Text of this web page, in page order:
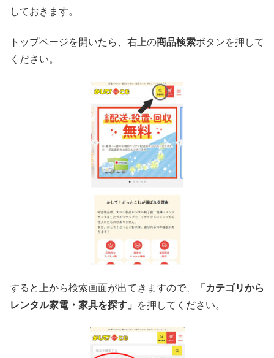
しておきます。
トップページを開いたら、右上の商品検索ボタンを押して
ください。
すると上から検索画面が出てきますので、
「カテゴリから
レンタル家電・家具を探す」
を押してください。